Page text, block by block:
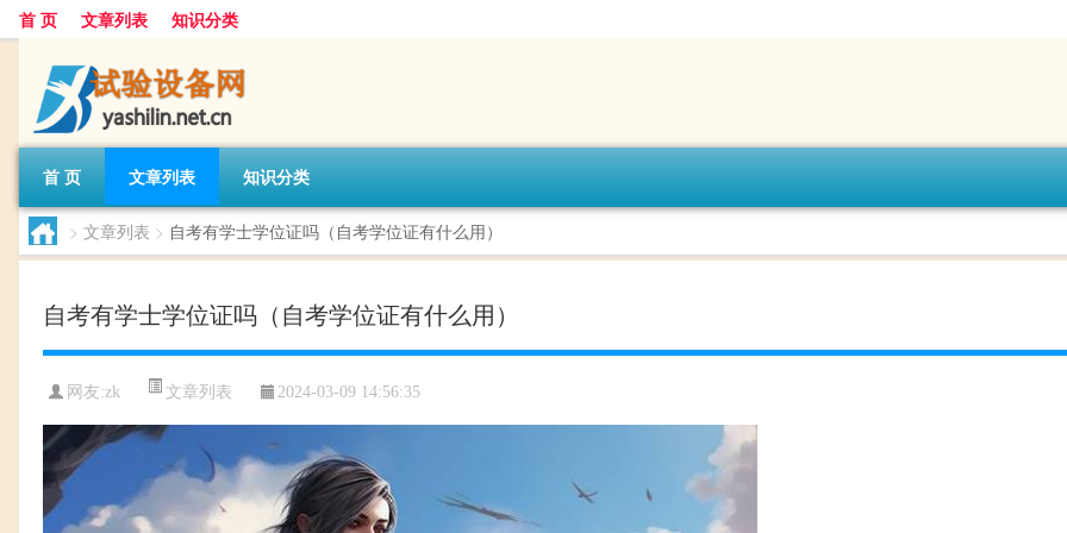
首 页 文章列表 知识分类
首 页 文章列表 知识分类
> 文章列表 > 自考有学士学位证吗（自考学位证有什么用）
自考有学士学位证吗（自考学位证有什么用）
网友:zk 文章列表 2024-03-09 14:56:35